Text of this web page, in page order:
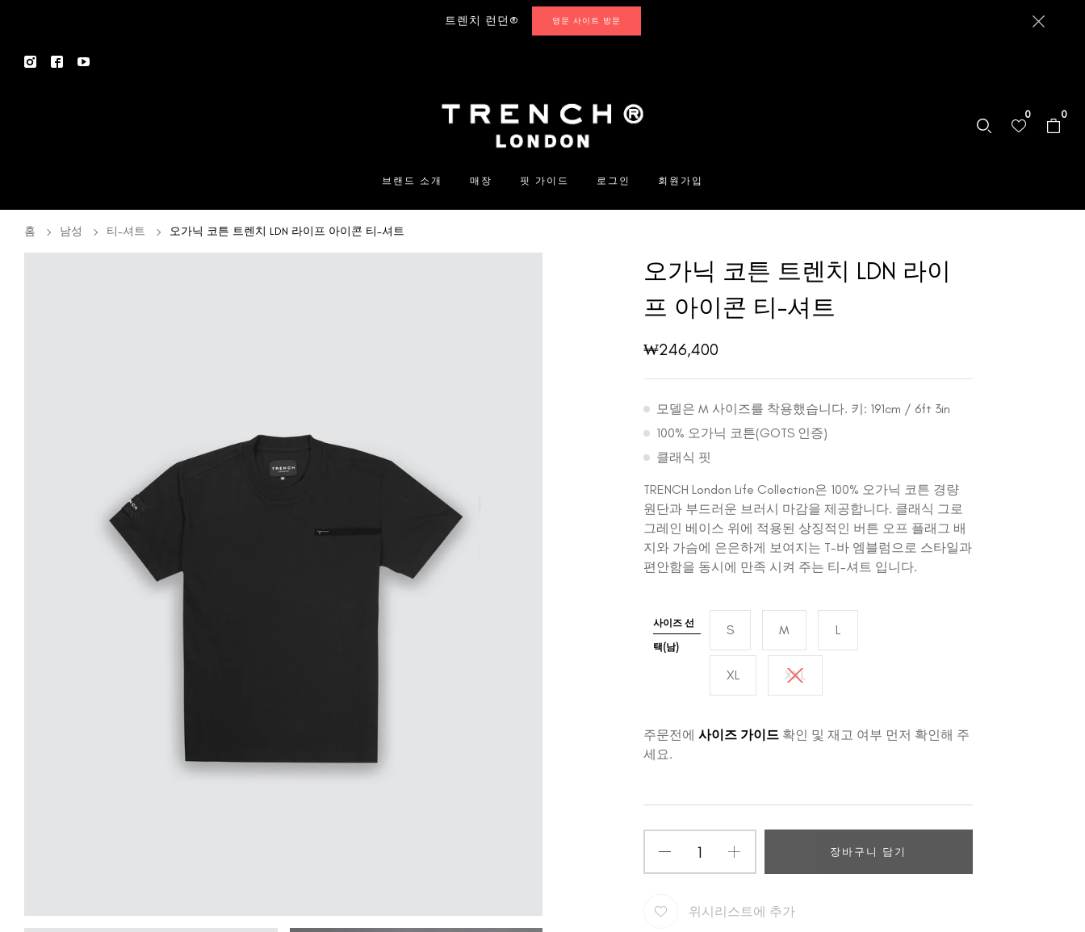
트렌치 런던® 영문 사이트 방문
0 0
브랜드 소개 매장 핏 가이드 로그인 회원가입
홈 남성 티-셔트 오가닉 코튼 트렌치 LDN 라이프 아이콘 티-셔트
오가닉 코튼 트렌치 LDN 라이
프 아이콘 티-셔트
₩246,400
모델은 M 사이즈를 착용했습니다. 키: 191cm / 6ft 3in
100% 오가닉 코튼(GOTS 인증)
클래식 핏
TRENCH London Life Collection은 100% 오가닉 코튼 경량
원단과 부드러운 브러시 마감을 제공합니다. 클래식 그로
그레인 베이스 위에 적용된 상징적인 버튼 오프 플래그 배
지와 가슴에 은은하게 보여지는 T-바 엠블럼으로 스타일과
편안함을 동시에 만족 시켜 주는 티-셔트 입니다.
사이즈 선
택(남)
S M L
XL XXL
주문전에 사이즈 가이드확인 및 재고 여부 먼저 확인해 주
세요.
장바구니 담기
위시리스트에 추가